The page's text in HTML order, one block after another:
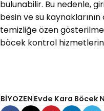
bulunabilir. Bu nedenle,
besin ve su
temizliğe özen
böcek kontrol
BİYOZENEvde Kara Böcek